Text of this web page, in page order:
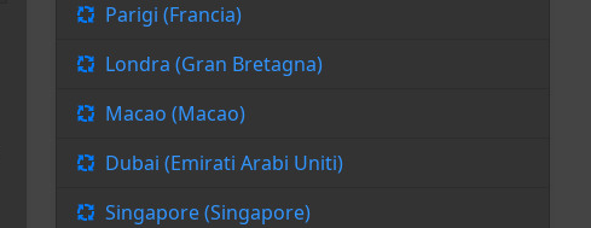
Parigi (Francia)
Londra (Gran Bretagna)
Macao (Macao)
Dubai (Emirati Arabi Uniti)
Singapore (Singapore)